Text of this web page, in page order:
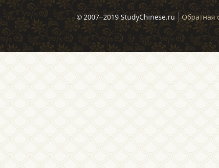
© 2007–2019 StudyChinese.ru Обратная